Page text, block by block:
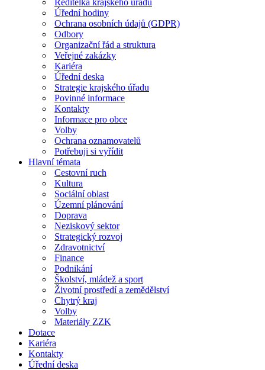
Ředitelka krajského úřadu
Úřední hodiny
Ochrana osobních údajů (GDPR)
Odbory
Organizační řád a struktura
Veřejné zakázky
Kariéra
Úřední deska
Strategie krajského úřadu
Povinné informace
Kontakty
Informace pro obce
Volby
Ochrana oznamovatelů
Potřebuji si vyřídit
Hlavní témata
Cestovní ruch
Kultura
Sociální oblast
Územní plánování
Doprava
Neziskový sektor
Strategický rozvoj
Zdravotnictví
Finance
Podnikání
Školství, mládež a sport
Životní prostředí a zemědělství
Chytrý kraj
Volby
Materiály ZZK
Dotace
Kariéra
Kontakty
Úřední deska